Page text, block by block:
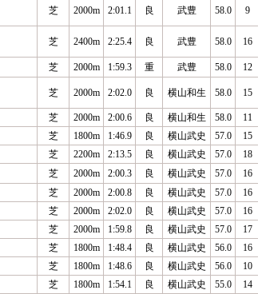
芝 2000m 2:01.1 良 武豊 58.0 9
芝 2400m 2:25.4 良 武豊 58.0 16
芝 2000m 1:59.3 重 武豊 58.0 12
芝 2000m 2:02.0 良 横山和生 58.0 15
芝 2000m 2:00.6 良 横山和生 58.0 11
芝 1800m 1:46.9 良 横山武史 57.0 15
芝 2200m 2:13.5 良 横山武史 57.0 18
芝 2000m 2:00.3 良 横山武史 57.0 16
芝 2000m 2:00.8 良 横山武史 57.0 16
芝 2000m 2:02.0 良 横山武史 57.0 16
芝 2000m 1:59.8 良 横山武史 57.0 17
芝 1800m 1:48.4 良 横山武史 56.0 16
芝 1800m 1:48.6 良 横山武史 56.0 10
芝 1800m 1:54.1 良 横山武史 55.0 14